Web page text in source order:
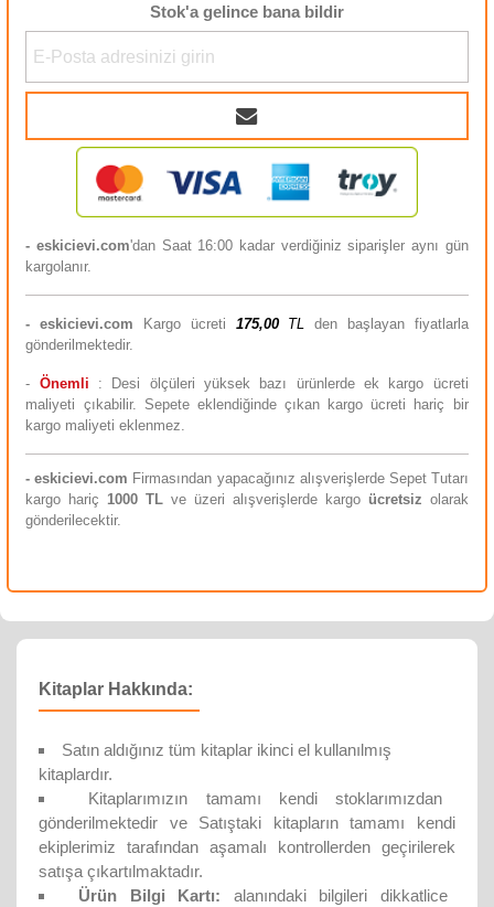
Stok'a gelince bana bildir
- eskicievi.com'dan Saat 16:00 kadar verdiğiniz siparişler aynı gün
kargolanır.
-eskicievi.com Kargo ücreti 175,00 TL den başlayan fiyatlarla
gönderilmektedir.
- Önemli
: Desi ölçüleri yüksek bazı ürünlerde ek kargo ücreti
maliyeti çıkabilir. Sepete eklendiğinde çıkan kargo ücreti hariç bir
kargo maliyeti eklenmez.
-eskicievi.com Firmasından yapacağınız alışverişlerde Sepet Tutarı
kargo hariç1000 TL ve üzeri alışverişlerde kargo ücretsiz olarak
gönderilecektir.
Kitaplar Hakkında:
Satın aldığınız tüm kitaplar ikinci el kullanılmış
kitaplardır.
Kitaplarımızın tamamı kendi stoklarımızdan
gönderilmektedir ve Satıştaki kitapların tamamı kendi
ekiplerimiz tarafından aşamalı kontrollerden geçirilerek
satışa çıkartılmaktadır.
Ürün Bilgi Kartı: alanındaki bilgileri dikkatlice